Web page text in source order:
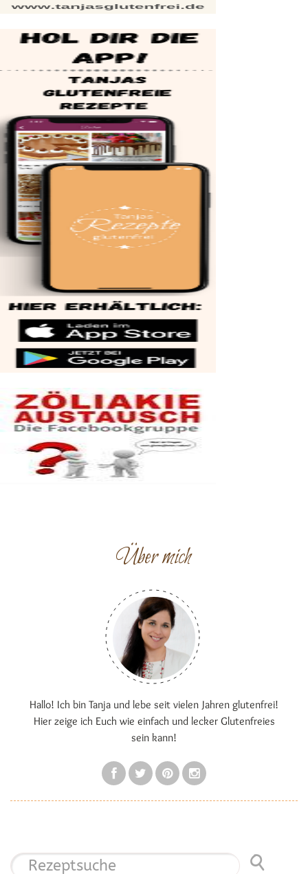
Über mich
Hallo! Ich bin Tanja und lebe seit vielen Jahren glutenfrei!
Hier zeige ich Euch wie einfach und lecker Glutenfreies
sein kann!